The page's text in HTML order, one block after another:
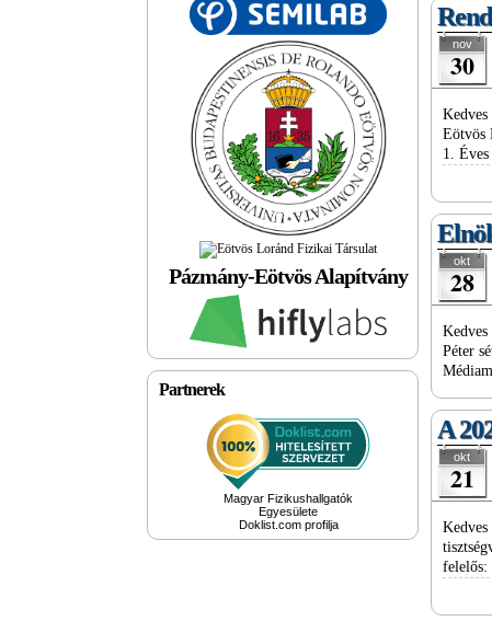
Pázmány-Eötvös Alapítvány
Partnerek
Magyar Fizikushallgatók
Egyesülete
Doklist.com profilja
nov
30
Eötvös
1.
okt
28
Péter
A
okt
21
felelős: